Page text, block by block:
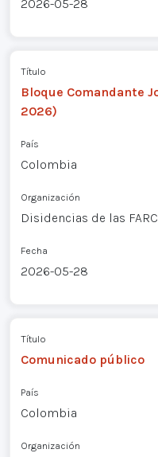
2026-05-28
Título
Bloque Comandante
2026)
País
Colombia
Organización
Disidencias de las
Fecha
2026-05-28
Título
Comunicado público
País
Colombia
Organización